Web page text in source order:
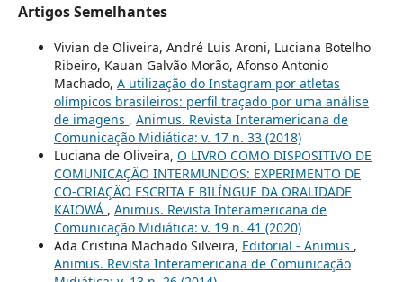
Artigos Semelhantes
Vivian de Oliveira, André Luis Aroni, Luciana Botelho
Ribeiro, Kauan Galvão Morão, Afonso Antonio
Machado, A utilização do Instagram por atletas
olímpicos brasileiros: perfil traçado por uma análise
de imagens , Animus. Revista Interamericana de
Comunicação Midiática: v. 17 n. 33 (2018)
Luciana de Oliveira, O LIVRO COMO DISPOSITIVO DE
COMUNICAÇÃO INTERMUNDOS: EXPERIMENTO DE
CO-CRIAÇÃO ESCRITA E BILÍNGUE DA ORALIDADE
KAIOWÁ , Animus. Revista Interamericana de
Comunicação Midiática: v. 19 n. 41 (2020)
Ada Cristina Machado Silveira, Editorial - Animus ,
Animus. Revista Interamericana de Comunicação